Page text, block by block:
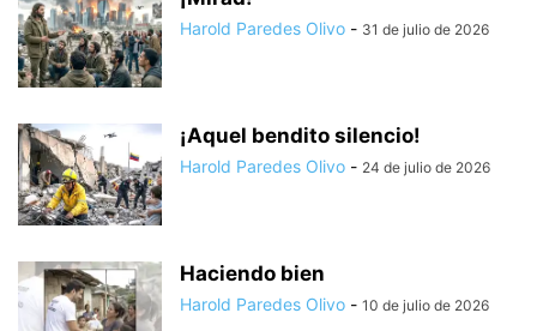
Harold Paredes Olivo - 31 de julio de 2026
¡Aquel bendito silencio!
Harold Paredes Olivo - 24 de julio de 2026
Haciendo bien
Harold Paredes Olivo - 10 de julio de 2026